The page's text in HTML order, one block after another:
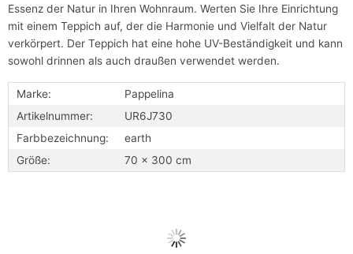
Essenz der Natur in Ihren Wohnraum. Werten Sie Ihre Einrichtung
mit einem Teppich auf, der die Harmonie und Vielfalt der Natur
verkörpert. Der Teppich hat eine hohe UV-Beständigkeit und kann
sowohl drinnen als auch draußen verwendet werden.
Marke:
Pappelina
Artikelnummer:
UR6J730
Farbbezeichnung:
earth
Größe:
70 x 300 cm